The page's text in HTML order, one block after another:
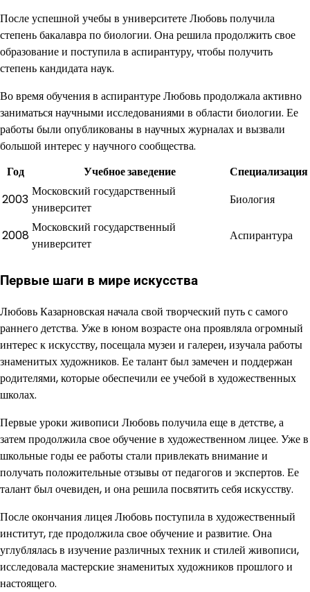
После успешной учебы в университете Любовь получила
степень бакалавра по биологии. Она решила продолжить свое
образование и поступила в аспирантуру, чтобы получить
степень кандидата наук.
Во время обучения в аспирантуре Любовь продолжала активно
заниматься научными исследованиями в области биологии. Ее
работы были опубликованы в научных журналах и вызвали
большой интерес у научного сообщества.
Год
Учебное заведение
Специализация
2003
Московский государственный
университет
Биология
2008
Московский государственный
университет
Аспирантура
Первые шаги в мире искусства
Любовь Казарновская начала свой творческий путь с самого
раннего детства. Уже в юном возрасте она проявляла огромный
интерес к искусству, посещала музеи и галереи, изучала работы
знаменитых художников. Ее талант был замечен и поддержан
родителями, которые обеспечили ее учебой в художественных
школах.
Первые уроки живописи Любовь получила еще в детстве, а
затем продолжила свое обучение в художественном лицее. Уже в
школьные годы ее работы стали привлекать внимание и
получать положительные отзывы от педагогов и экспертов. Ее
талант был очевиден, и она решила посвятить себя искусству.
После окончания лицея Любовь поступила в художественный
институт, где продолжила свое обучение и развитие. Она
углублялась в изучение различных техник и стилей живописи,
исследовала мастерские знаменитых художников прошлого и
настоящего.